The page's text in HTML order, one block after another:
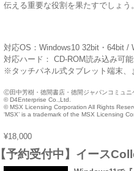
伝える重要な役割を果たすでしょう
対応OS：Windows10 32bit・64bit /
対応ハード： CD-ROM読み込み可
※タッチパネル式タブレット端末、
Ⓒ田中芳樹・徳間書店・徳間ジャパンコミュ
© D4Enterprise Co.,Ltd.
© MSX Licensing Corporation All Rights
‘MSX’ is a trademark of the MSX Licensing
¥18,000
【予約受付中】イース